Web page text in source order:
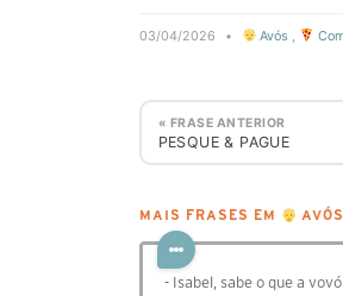
03/04/2026 • Avós ,
« FRASE ANTERIOR
PESQUE & PAGUE
MAIS FRASES EM AVÓS
- Isabel, sabe o que a